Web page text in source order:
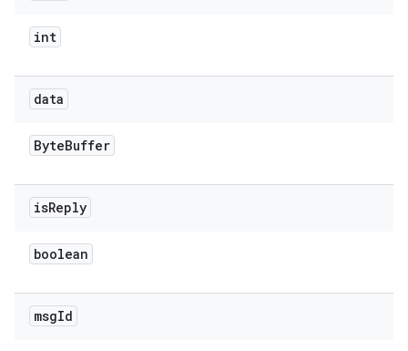
int
data
ByteBuffer
isReply
boolean
msgId